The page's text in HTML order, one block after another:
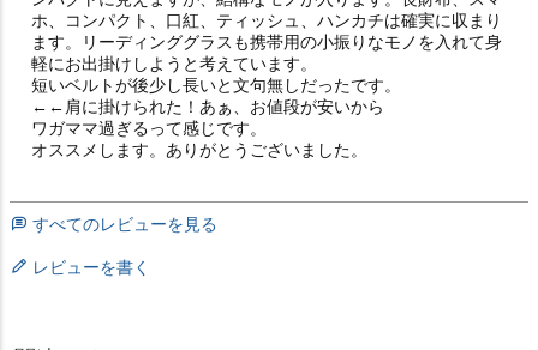
ホ、コンパクト、口紅、ティッシュ、ハンカチは確実に収まり
ます。リーディンググラスも携帯用の小振りなモノを入れて身
軽にお出掛けしようと考えています。
短いベルトが後少し長いと文句無しだったです。
←←肩に掛けられた！あぁ、お値段が安いから
ワガママ過ぎるって感じです。
オススメします。ありがとうございました。
すべてのレビューを見る
レビューを書く